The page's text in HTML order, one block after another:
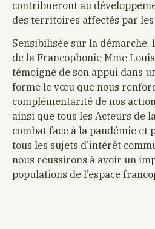
contribueront au
des territoires affectés par les
Sensibilisée sur la démarche,
de la Francophonie Mme
témoigné de son appui dans
forme le vœu que nous
complémentarité de nos
ainsi que tous les Acteurs de
combat face à la pandémie et
tous les sujets d’intérêt
nous réussirons à avoir un
populations de l’espace